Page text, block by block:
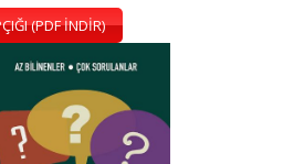
(PDF İNDİR)